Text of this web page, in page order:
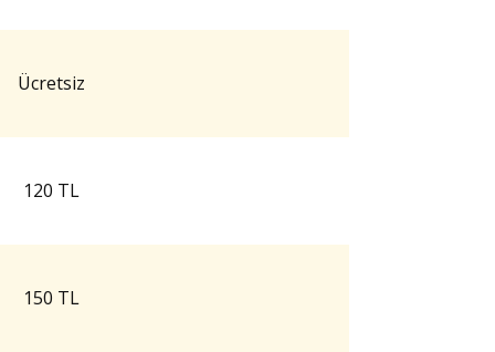
Ücretsiz
120 TL
150 TL